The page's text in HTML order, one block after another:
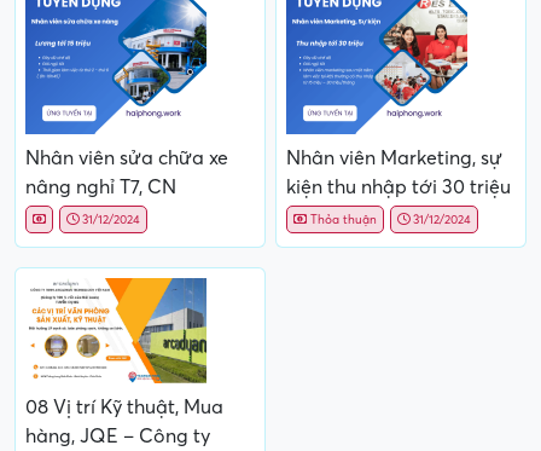
Nhân viên sửa chữa xe
nâng nghỉ T7, CN
31/12/2024
Nhân viên Marketing, sự
kiện thu nhập tới 30 triệu
Thỏa thuận 31/12/2024
08 Vị trí Kỹ thuật, Mua
hàng, JQE – Công ty